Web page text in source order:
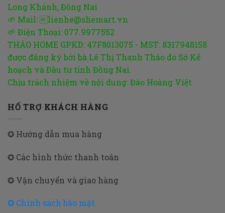
Long Khánh, Đồng Nai
🌱 Mail: lienhe@shemart.vn
🌱 Điện Thoại: 077.9977552
THẢO HOME GPKD: 47F8013075 - MST: 8317948158
được đăng ký bởi bà Lê Thị Thanh Thảo do Sở Kế
hoạch và Đầu tư tỉnh Đồng Nai.
Chịu trách nhiệm về nội dung: Đào Hoàng Việt
HỔ TRỢ KHÁCH HÀNG
✪ Hướng dẫn mua hàng
✪ Các hình thức thanh toán
✪ Vận chuyển và giao hàng
✪ Chính sách bảo mật